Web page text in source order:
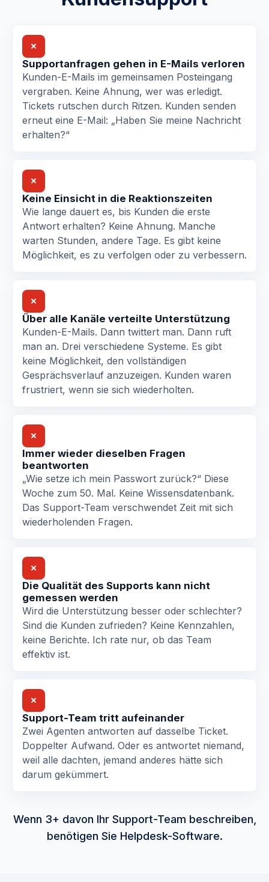
✗
Supportanfragen gehen in E-Mails verloren
Kunden-E-Mails im gemeinsamen Posteingang
vergraben. Keine Ahnung, wer was erledigt.
Tickets rutschen durch Ritzen. Kunden senden
erneut eine E-Mail: „Haben Sie meine Nachricht
erhalten?“
✗
Keine Einsicht in die Reaktionszeiten
Wie lange dauert es, bis Kunden die erste
Antwort erhalten? Keine Ahnung. Manche
warten Stunden, andere Tage. Es gibt keine
Möglichkeit, es zu verfolgen oder zu verbessern.
✗
Über alle Kanäle verteilte Unterstützung
Kunden-E-Mails. Dann twittert man. Dann ruft
man an. Drei verschiedene Systeme. Es gibt
keine Möglichkeit, den vollständigen
Gesprächsverlauf anzuzeigen. Kunden waren
frustriert, wenn sie sich wiederholten.
✗
Immer wieder dieselben Fragen
beantworten
„Wie setze ich mein Passwort zurück?“ Diese
Woche zum 50. Mal. Keine Wissensdatenbank.
Das Support-Team verschwendet Zeit mit sich
wiederholenden Fragen.
✗
Die Qualität des Supports kann nicht
gemessen werden
Wird die Unterstützung besser oder schlechter?
Sind die Kunden zufrieden? Keine Kennzahlen,
keine Berichte. Ich rate nur, ob das Team
effektiv ist.
✗
Support-Team tritt aufeinander
Zwei Agenten antworten auf dasselbe Ticket.
Doppelter Aufwand. Oder es antwortet niemand,
weil alle dachten, jemand anderes hätte sich
darum gekümmert.
Wenn 3+ davon Ihr Support-Team beschreiben,
benötigen Sie Helpdesk-Software.